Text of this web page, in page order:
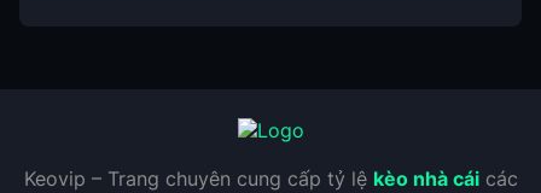
Keovip – Trang chuyên cung cấp tỷ lệ kèo nhà cáicác